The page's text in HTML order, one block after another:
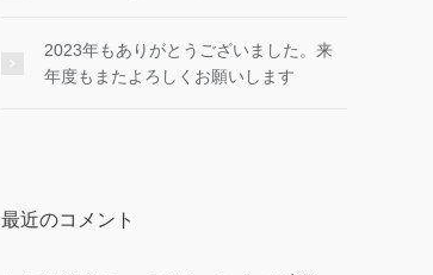
2023年もありがとうございました。来
年度もまたよろしくお願いします
最近のコメント